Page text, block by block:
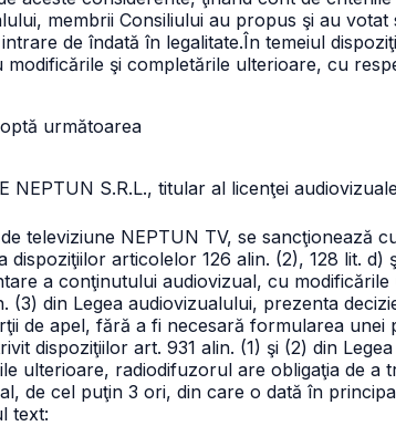
membrii Consiliului au propus şi au votat
de îndată în legalitate.În temeiul
şi completările ulterioare, cu
următoarea
NEPTUN S.R.L., titular al licenţei
televiziune NEPTUN TV, se sancţionează
articolelor 126 alin. (2), 128 lit. d)
a conţinutului audiovizual, cu modificările
din Legea audiovizualului, prezenta
de apel, fără a fi necesară formularea unei
dispoziţiilor art. 931 alin. (1) şi (2) din
ulterioare, radiodifuzorul are obligaţia de a
de cel puţin 3 ori, din care o dată în
text: